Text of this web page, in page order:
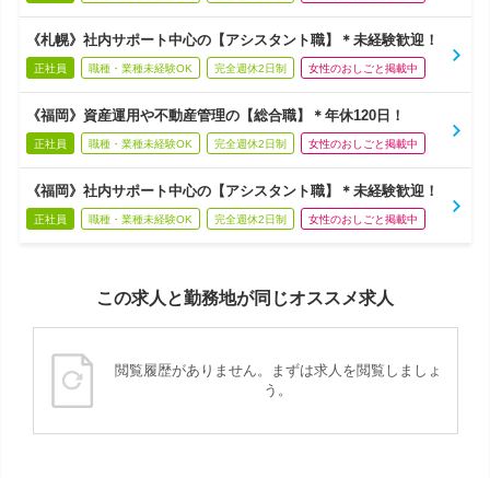
《札幌》社内サポート中心の【アシスタント職】＊未経験歓迎！
正社員 職種・業種未経験OK 完全週休2日制 女性のおしごと掲載中
《福岡》資産運用や不動産管理の【総合職】＊年休120日！
正社員 職種・業種未経験OK 完全週休2日制 女性のおしごと掲載中
《福岡》社内サポート中心の【アシスタント職】＊未経験歓迎！
正社員 職種・業種未経験OK 完全週休2日制 女性のおしごと掲載中
この求人と勤務地が同じオススメ求人
閲覧履歴がありません。まずは求人を閲覧しましょ
う。